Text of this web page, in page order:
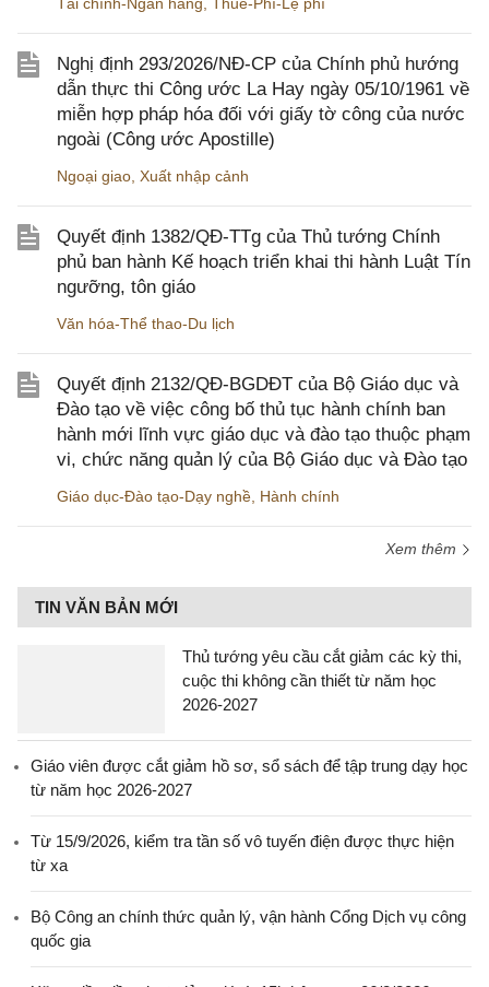
Nghị định 293/2026/NĐ-CP của Chính phủ hướng
dẫn thực thi Công ước La Hay ngày 05/10/1961 về
miễn hợp pháp hóa đối với giấy tờ công của nước
ngoài (Công ước Apostille)
Ngoại giao Xuất nhập cảnh
Quyết định 1382/QĐ-TTg của Thủ tướng Chính
phủ ban hành Kế hoạch triển khai thi hành Luật Tín
ngưỡng, tôn giáo
Văn hóa-Thể thao-Du lịch
Quyết định 2132/QĐ-BGDĐT của Bộ Giáo dục và
Đào tạo về việc công bố thủ tục hành chính ban
hành mới lĩnh vực giáo dục và đào tạo thuộc phạm
vi, chức năng quản lý của Bộ Giáo dục và Đào tạo
Giáo dục-Đào tạo-Dạy nghề Hành chính
Xem thêm
TIN VĂN BẢN MỚI
Thủ tướng yêu cầu cắt giảm các kỳ thi,
cuộc thi không cần thiết từ năm học
2026-2027
Giáo viên được cắt giảm hồ sơ, sổ sách để tập trung dạy học
từ năm học 2026-2027
Từ 15/9/2026, kiểm tra tần số vô tuyến điện được thực hiện
từ xa
Bộ Công an chính thức quản lý, vận hành Cổng Dịch vụ công
quốc gia